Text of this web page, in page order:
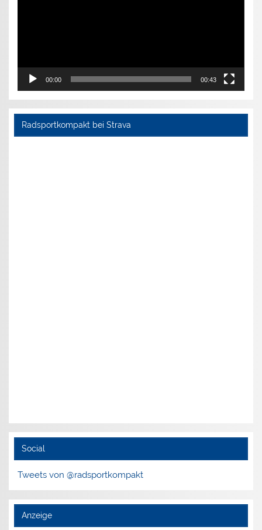
00:00 00:43
Radsportkompakt bei Strava
Social
Tweets von @radsportkompakt
Anzeige